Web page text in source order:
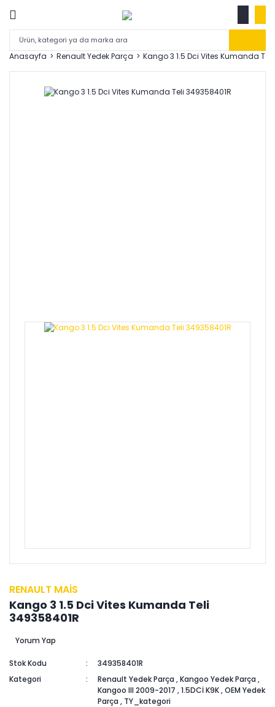
Anasayfa Renault Yedek Parça Kango 3 1.5 Dci Vites Kumanda Teli
RENAULT MAİS
Kango 3 1.5 Dci Vites Kumanda Teli
349358401R
Yorum Yap
Stok Kodu
349358401R
Kategori
Renault Yedek Parça ,Kangoo Yedek Parça ,
Kangoo III 2009-2017 ,1.5DCİ K9K,OEM Yedek
Parça , TY_kategori